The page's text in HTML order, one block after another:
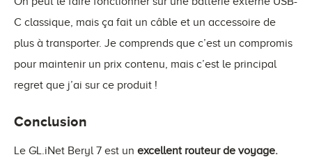
C classique, mais ça fait un câble et un accessoire de
plus à transporter. Je comprends que c’est un compromis
pour maintenir un prix contenu, mais c’est le principal
regret que j’ai sur ce produit !
Conclusion
Le GL.iNet Beryl 7 est un excellent routeur de voyage.